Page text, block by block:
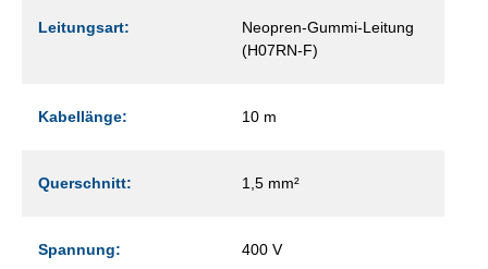
Leitungsart:
Neopren-Gummi-Leitung
(H07RN-F)
Kabellänge: 10 m
Querschnitt: 1,5 mm²
Spannung: 400 V